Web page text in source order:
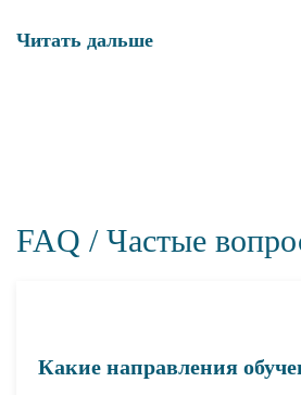
Читать дальше
FAQ / Частые
Какие направления